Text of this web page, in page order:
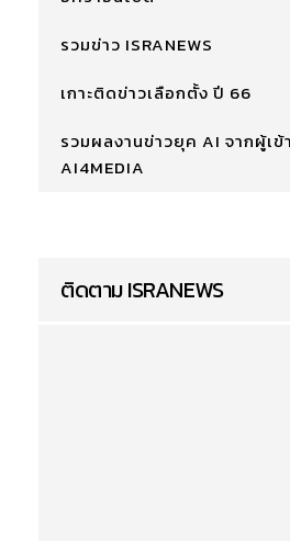
รวมข่าว ISRANEWS
เกาะติดข่าวเลือกตั้ง ปี 66
รวมผลงานข่าวยุค AI จากผู้เ
AI4MEDIA
ติดตาม ISRANEWS